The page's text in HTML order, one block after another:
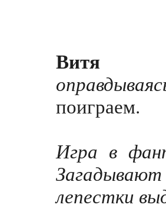
Витя
поиграем.
Игра в
Загадывают
лепестки